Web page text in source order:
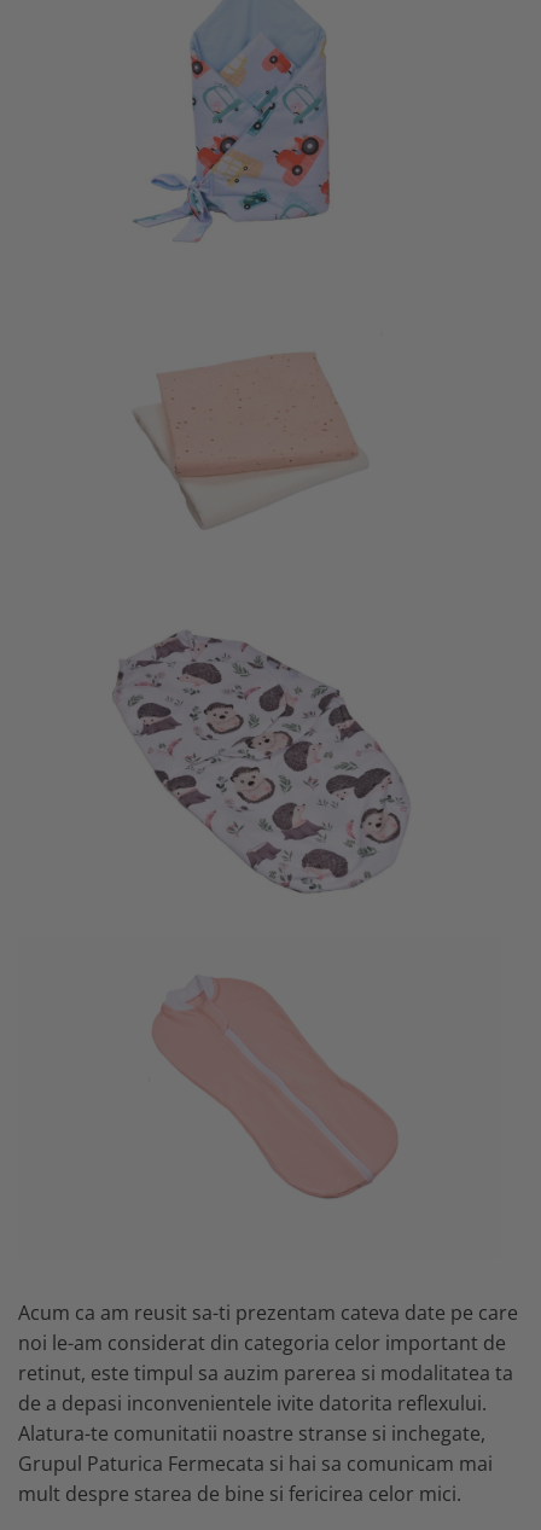
Acum ca am reusit sa-ti prezentam cateva date pe care
noi le-am considerat din categoria celor important de
retinut, este timpul sa auzim parerea si modalitatea ta
de a depasi inconvenientele ivite datorita reflexului.
Alatura-te comunitatii noastre stranse si inchegate,
Grupul Paturica Fermecata si hai sa comunicam mai
mult despre starea de bine si fericirea celor mici.